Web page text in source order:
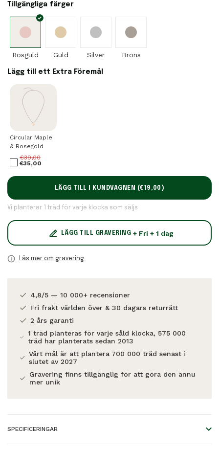
Tillgängliga färger
Rosguld Guld Silver Brons
Lägg till ett Extra Föremål
Circular Maple
& Rosegold
€39,00
€35,00
LÄGG TILL I KUNDVAGNEN (€19,00 )
Vi planterar 1 träd för varje klocka som säljs
LÄGG TILL GRAVERING + Fri + 1 dag
Läs mer om gravering.
4,8/5 — 10 000+ recensioner
Fri frakt världen över & 30 dagars returrätt
2 års garanti
1 träd planteras för varje såld klocka, 575 000
träd har planterats sedan 2013
Vårt mål är att plantera 700 000 träd senast i
slutet av 2027
Gravering finns tillgänglig för att göra den ännu
mer unik
SPECIFICERINGAR